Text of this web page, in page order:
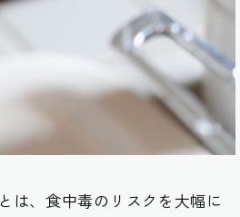
は、食中毒のリスクを大幅に